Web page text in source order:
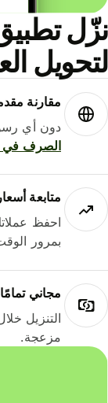
مقارنة
دون أي
الصرف في
متابعة
احفظ
بمرور الوقت.
مجاني تمامًا،
التنزيل
مزعجة.